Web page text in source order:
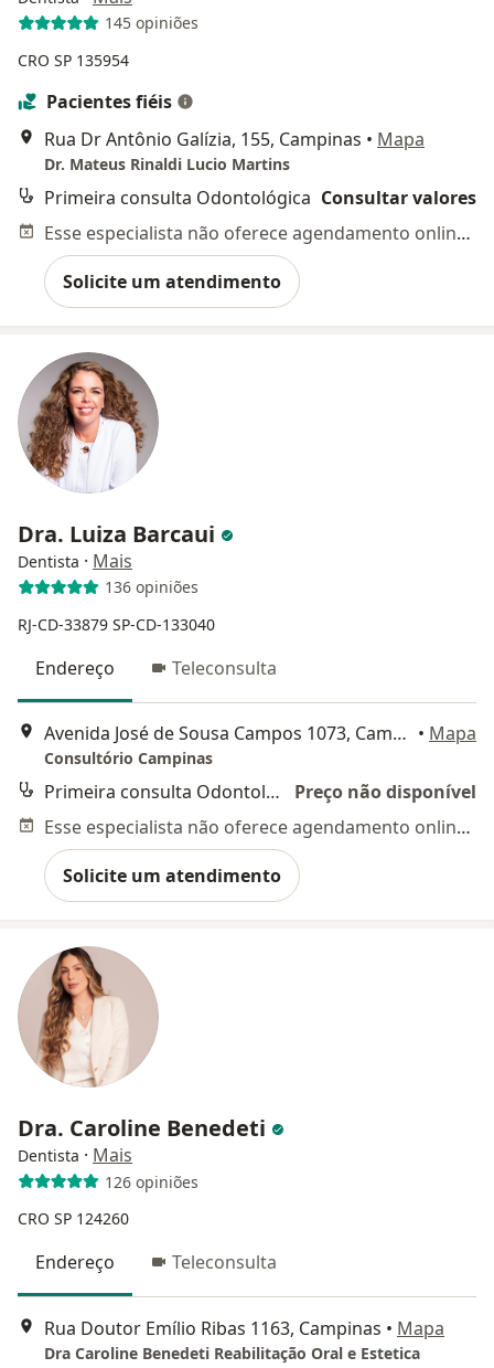
145 opiniões
CRO SP 135954
Pacientes fiéis
Rua Dr Antônio Galízia, 155, Campinas • Mapa
Dr. Mateus Rinaldi Lucio Martins
Primeira consulta Odontológica Consultar valores
Esse especialista não oferece agendamento online para esse endereço.
Solicite um atendimento
Dra. Luiza Barcaui
Dentista · Mais
136 opiniões
RJ-CD-33879 SP-CD-133040
Endereço Teleconsulta
Avenida José de Sousa Campos 1073, Campinas • Mapa
Consultório Campinas
Primeira consulta Odontológica
Preço não disponível
Esse especialista não oferece agendamento online para esse endereço.
Solicite um atendimento
Dra. Caroline Benedeti
Dentista · Mais
126 opiniões
CRO SP 124260
Endereço Teleconsulta
Rua Doutor Emílio Ribas 1163, Campinas • Mapa
Dra Caroline Benedeti Reabilitação Oral e Estetica